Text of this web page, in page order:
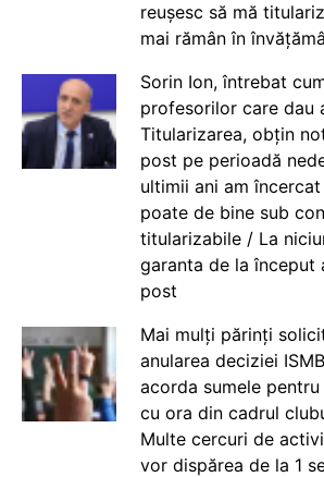
reușesc să mă
mai rămân în
Sorin Ion, întrebat
profesorilor care dau
Titularizarea, obțin
post pe perioadă
ultimii ani am
poate de bine sub
titularizabile / La
garanta de la început
post
Mai mulți părinți
anularea deciziei
acorda sumele
cu ora din cadrul
Multe cercuri de
vor dispărea de la 1